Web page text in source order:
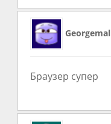
Georgemal
Браузер супер